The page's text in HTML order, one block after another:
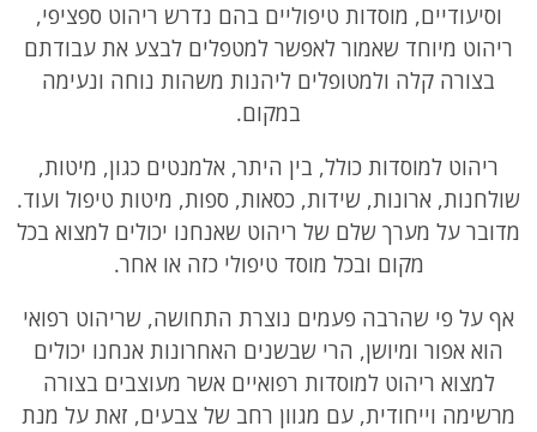
וסיעודיים, מוסדות טיפוליים בהם נדרש ריהוט ספציפי,
ריהוט מיוחד שאמור לאפשר למטפלים לבצע את עבודתם
בצורה קלה ולמטופלים ליהנות משהות נוחה ונעימה
במקום.
ריהוט למוסדות כולל, בין היתר, אלמנטים כגון, מיטות,
שולחנות, ארונות, שידות, כסאות, ספות, מיטות טיפול ועוד.
מדובר על מערך שלם של ריהוט שאנחנו יכולים למצוא בכל
מקום ובכל מוסד טיפולי כזה או אחר.
אף על פי שהרבה פעמים נוצרת התחושה, שריהוט רפואי
הוא אפור ומיושן, הרי שבשנים האחרונות אנחנו יכולים
למצוא ריהוט למוסדות רפואיים אשר מעוצבים בצורה
מרשימה וייחודית, עם מגוון רחב של צבעים, זאת על מנת